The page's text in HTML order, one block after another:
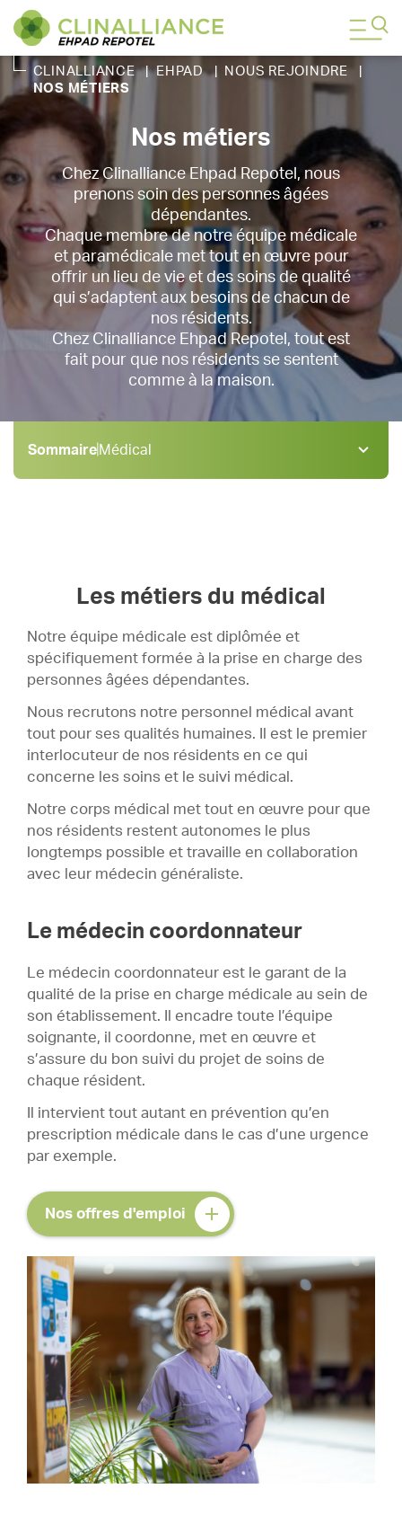
CLINALLIANCE | EHPAD | NOUS REJOINDRE
NOS MÉTIERS
Nos métiers
Chez Clinalliance Ehpad Repotel, nous
prenons soin des personnes âgées
dépendantes.
Chaque membre de notre équipe médicale
et paramédicale met tout en œuvre pour
offrir un lieu de vie et des soins de qualité
qui s’adaptent aux besoins de chacun de
nos résidents.
Chez Clinalliance Ehpad Repotel, tout est
fait pour que nos résidents se sentent
comme à la maison.
Sommaire Médical
1 .Médical
Administration
Les métiers du médical
Notre équipe médicale est diplômée et
spécifiquement formée à la prise en charge des
personnes âgées dépendantes.
Nous recrutons notre personnel médical avant
tout pour ses qualités humaines. Il est le premier
interlocuteur de nos résidents en ce qui
concerne les soins et le suivi médical.
Notre corps médical met tout en œuvre pour que
nos résidents restent autonomes le plus
longtemps possible et travaille en collaboration
avec leur médecin généraliste.
Le médecin coordonnateur
Le médecin coordonnateur est le garant de la
qualité de la prise en charge médicale au sein de
son établissement. Il encadre toute l’équipe
soignante, il coordonne, met en œuvre et
s’assure du bon suivi du projet de soins de
chaque résident.
Il intervient tout autant en prévention qu’en
prescription médicale dans le cas d’une urgence
par exemple.
Nos offres d'emploi